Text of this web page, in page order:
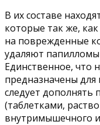
В их составе
которые так же,
на поврежденные
удаляют
Единственное, что
предназначены
следует дополнять
(таблетками,
внутримышечного